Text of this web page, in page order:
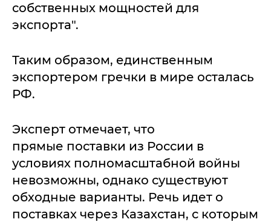
собственных мощностей для
экспорта".
Таким образом, единственным
экспортером гречки в мире осталась
РФ.
Эксперт отмечает, что
прямые поставки из России в
условиях полномасштабной войны
невозможны, однако существуют
обходные варианты. Речь идет о
поставках через Казахстан, с которым